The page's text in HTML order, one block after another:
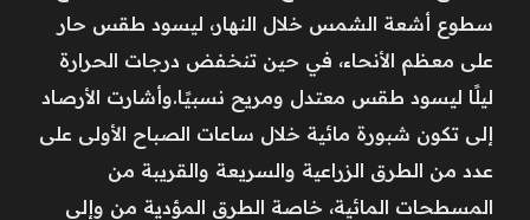
سطوع أشعة الشمس خلال النهار، ليسود طقس حار
على معظم الأنحاء، في حين تنخفض درجات الحرارة
ليلًا ليسود طقس معتدل ومريح نسبيًا.وأشارت الأرصاد
إلى تكون شبورة مائية خلال ساعات الصباح الأولى على
عدد من الطرق الزراعية والسريعة والقريبة من
المسطحات المائية، خاصة الطرق المؤدية من وإلى